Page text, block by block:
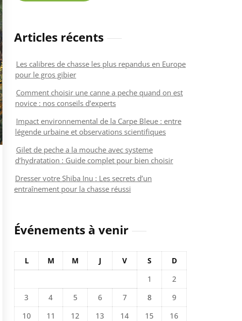
Articles récents
Les calibres de chasse les plus repandus en Europe
pour le gros gibier
Comment choisir une canne a peche quand on est
novice : nos conseils d’experts
Impact environnemental de la Carpe Bleue : entre
légende urbaine et observations scientifiques
Gilet de peche a la mouche avec systeme
d’hydratation : Guide complet pour bien choisir
Dresser votre Shiba Inu : Les secrets d’un
entraînement pour la chasse réussi
Événements à venir
L M M J V S
D
1
2
3
4 5 6 7 8
9
10
11 12 13 14 15
16